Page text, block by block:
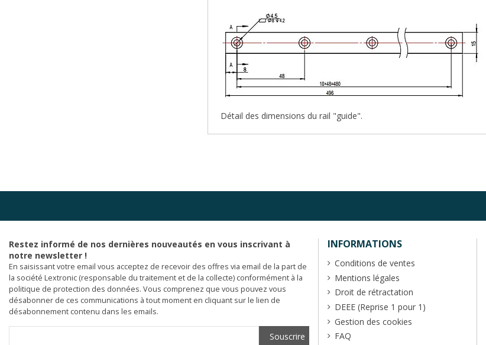
Détail des dimensions du rail "guide".
Restez informé de nos dernières nouveautés en vous inscrivant à
notre newsletter !
En saisissant votre email vous acceptez de recevoir des offres via email de la part de
la société Lextronic (responsable du traitement et de la collecte) conformément à la
politique de protection des données. Vous comprenez que vous pouvez vous
désabonner de ces communications à tout moment en cliquant sur le lien de
désabonnement contenu dans les emails.
INFORMATIONS
Conditions de ventes
Mentions légales
Droit de rétractation
DEEE (Reprise 1 pour 1)
Gestion des cookies
FAQ